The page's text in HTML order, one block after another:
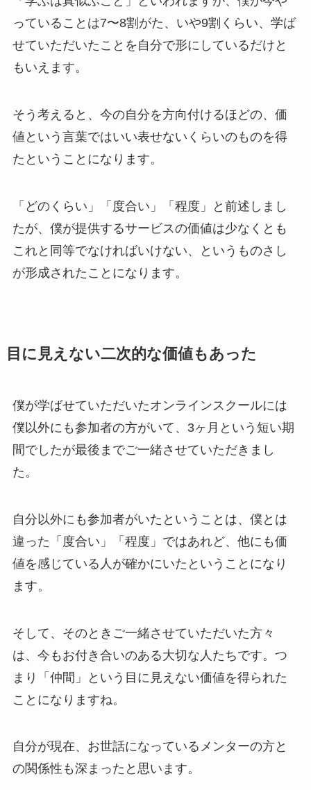
っていることは7〜8割がた、いや9割くらい、学ば
せていただいたことを自分で形にしているだけと
もいえます。
そう考えると、今の自分を方向付けるほどの、価
値という言葉ではいい表せないくらいのものを得
たということになります。
「どのくらい」「度合い」「程度」と前述しまし
たが、僕が提供するサービスの価値は少なくとも
これと同等でなければいけない、というものさし
が形成されたことになります。
目に見えない二次的な価値もあった
僕が学ばせていただいたオンラインスクールには
僕以外にも参加者の方がいて、3ヶ月という短い期
間でしたが最後までご一緒させていただきまし
た。
自分以外にも参加者がいたということは、僕とは
違った「度合い」「程度」ではあれど、他にも価
値を感じている人が確かにいたということになり
ます。
そして、そのときご一緒させていただいた方々
は、今もお付き合いのある大切な人たちです。つ
まり「仲間」という目に見えない価値を得られた
ことになりますね。
自分が現在、お世話になっているメンターの方と
の関係性も深まったと思います。